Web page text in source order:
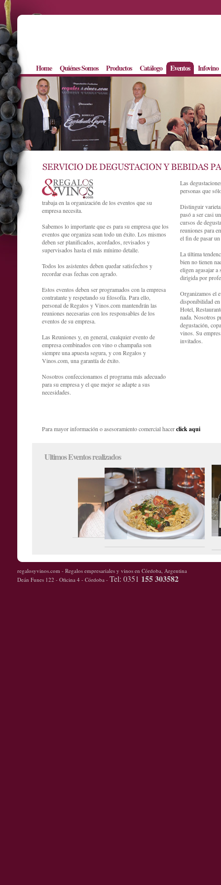
Home Quiénes Somos Productos Catálogo Eventos Infovino
trabaja en la organización de los eventos que su
empresa necesita.
Sabemos lo importante que es para su empresa que los
eventos que organiza sean todo un éxito. Los mismos
deben ser planificados, acordados, revisados y
supervisados hasta el más mínimo detalle.
Todos los asistentes deben quedar satisfechos y
recordar esas fechas con agrado.
Estos eventos deben ser programados con la empresa
contratante y respetando su filosofía. Para ello,
personal de Regalos y Vinos.com mantendrán las
reuniones necesarias con los responsables de los
eventos de su empresa.
Las Reuniones y, en general, cualquier evento de
empresa combinados con vino o champaña son
siempre una apuesta segura, y con Regalos y
Vinos.com, una garantía de éxito.
Nosotros confeccionamos el programa más adecuado
para su empresa y el que mejor se adapte a sus
necesidades.
Las
personas que
Distinguir
pasó a ser casi
cursos de
reuniones para
el fin de pasar
La última
bien no tienen
eligen agasajar a
dirigida por
Organizamos el
disponibilidad en
Hotel,
nada. Nosotros
degustación,
vinos. Su
invitados.
Para mayor información o asesoramiento comercial hacerclick aqui
Ultimos Eventos realizados
regalosyvinos.com - Regalos empresariales y vinos en Córdoba, Argentina
Deán Funes 122 - Oficina 4 - Córdoba - Tel: 0351 155 303582